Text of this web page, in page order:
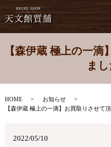
【森伊蔵 極上の一
まし
HOME
お知らせ
【森伊蔵 極上の一滴】お買取りさせて頂
2022/05/10